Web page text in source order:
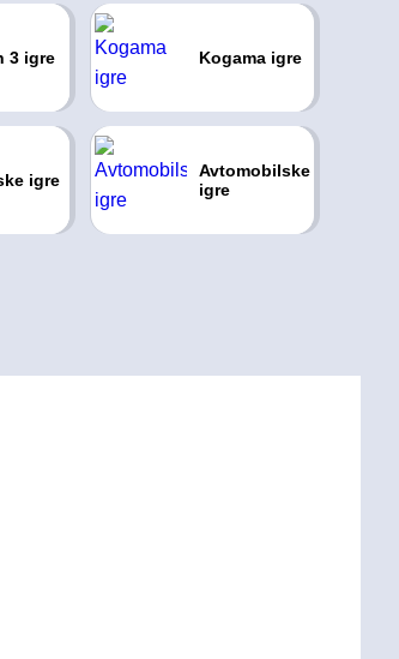
3 igre Kogama igre
igre
Avtomobilske
igre